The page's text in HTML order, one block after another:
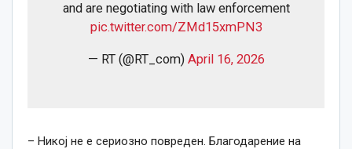
and are negotiating with law enforcement
pic.twitter.com/ZMd15xmPN3
— RT (@RT_com) April 16, 2026
– Никој не е сериозно повреден. Благодарение на